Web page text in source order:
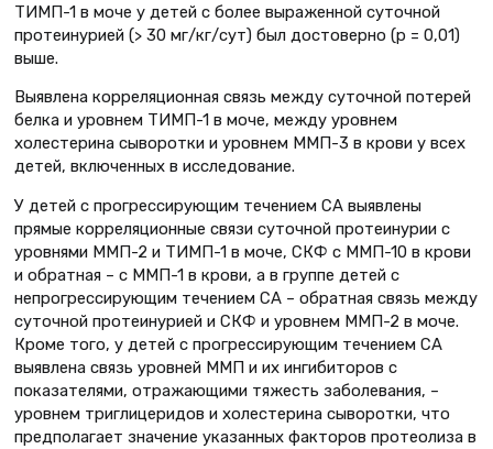
ТИМП-1 в моче у детей с более выраженной суточной
протеинурией (> 30 мг/кг/сут) был достоверно (р = 0,01)
выше.
Выявлена корреляционная связь между суточной потерей
белка и уровнем ТИМП-1 в моче, между уровнем
холестерина сыворотки и уровнем ММП-3 в крови у всех
детей, включенных в исследование.
У детей с прогрессирующим течением СА выявлены
прямые корреляционные связи суточной протеинурии с
уровнями ММП-2 и ТИМП-1 в моче, СКФ с ММП-10 в крови
и обратная – с ММП-1 в крови, а в группе детей с
непрогрессирующим течением СА – обратная связь между
суточной протеинурией и СКФ и уровнем ММП-2 в моче.
Кроме того, у детей с прогрессирующим течением СА
выявлена связь уровней ММП и их ингибиторов с
показателями, отражающими тяжесть заболевания, –
уровнем триглицеридов и холестерина сыворотки, что
предполагает значение указанных факторов протеолиза в